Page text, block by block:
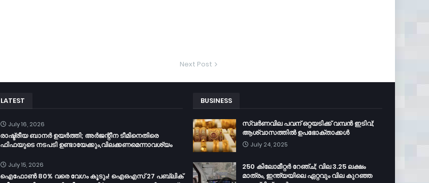
Next Post
LATEST
July 16, 2026
രാഷ്ട്രീയ ബാനർ ഉയർത്തി; അർജന്റീന ടീമിനെതിരെ
ഫിഫയുടെ നടപടി ഉണ്ടായേക്കും,വിലക്കണമെന്നാവശ്യം
July 15, 2026
ഐഫോൺ 80% വരെ വേഗം കൂടും! ഐഒഎസ് 27 പബ്ലിക്
BUSINESS
സ്വർണവില പവന് ഒറ്റയടിക്ക് വമ്പൻ ഇടിവ്;
ആശ്വാസത്തിൽ ഉപഭോക്താക്കൾ
July 24, 2025
250 കിലോമീറ്റർ റേഞ്ച്; വില 3.25 ലക്ഷം
മാത്രം, ഇന്ത്യയിലെ ഏറ്റവും വില കുറഞ്ഞ